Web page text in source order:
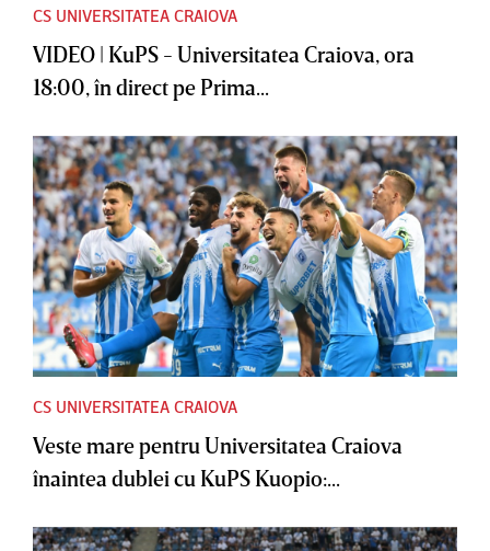
CS UNIVERSITATEA CRAIOVA
VIDEO | KuPS - Universitatea Craiova, ora
18:00, în direct pe Prima...
CS UNIVERSITATEA CRAIOVA
Veste mare pentru Universitatea Craiova
înaintea dublei cu KuPS Kuopio:...